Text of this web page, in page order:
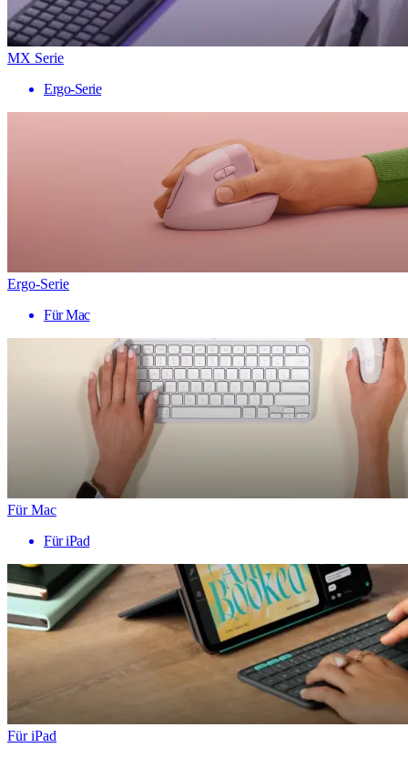
MX Serie
Ergo-Serie
Ergo-Serie
Für Mac
Für Mac
Für iPad
Für iPad